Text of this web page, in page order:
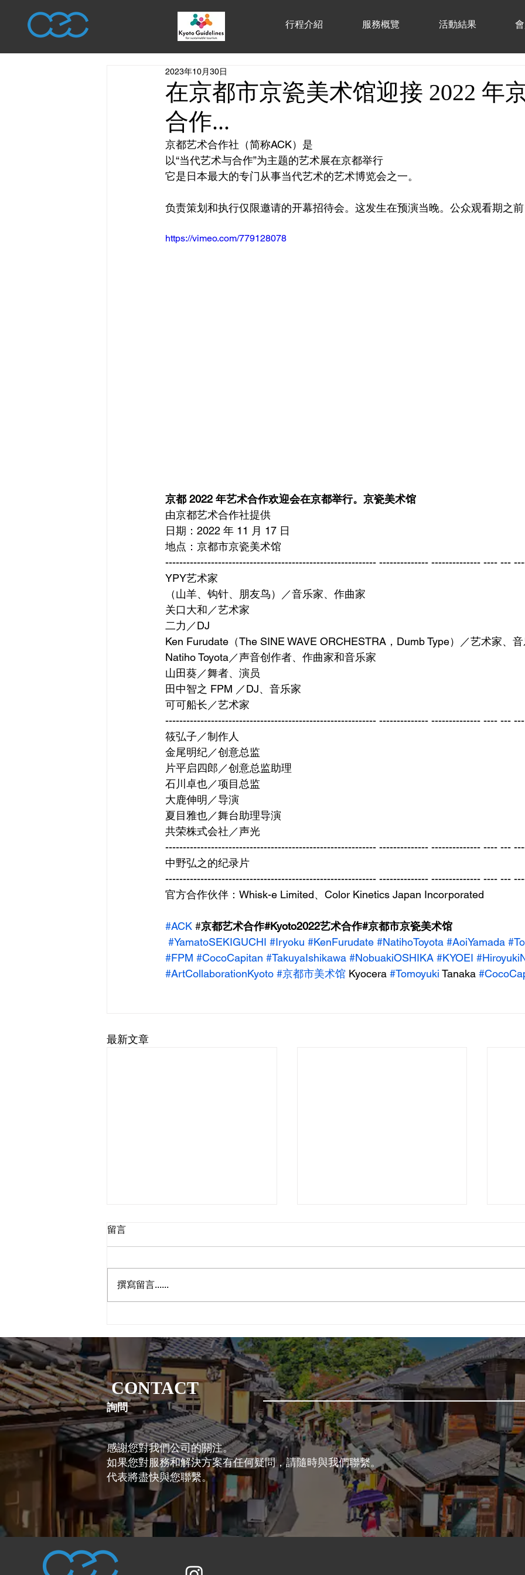
行程介紹 服務概覽 活動結果
在京都市京瓷美术馆迎接 2022 年
合作...
2023年10月30日
京都艺术合作社（简称ACK）是
以“当代艺术与合作”为主题的艺术展在京都举行
它是日本最大的专门从事当代艺术的艺术博览会之一。
负责策划和执行仅限邀请的开幕招待会。这发生在预演当晚。公众观看期之前
https://vimeo.com/779128078
京都 2022 年艺术合作欢迎会在京都举行。京瓷美术馆
由京都艺术合作社提供
日期：2022 年 11 月 17 日
地点：京都市京瓷美术馆
------------------------------------------------------------ -------------- -------------- ---- ---
YPY艺术家
（山羊、钩针、朋友鸟）／音乐家、作曲家
关口大和／艺术家
二力／DJ
Ken Furudate（The SINE WAVE ORCHESTRA，Dumb Type）／艺术家、
Natiho Toyota／声音创作者、作曲家和音乐家
山田葵／舞者、演员
田中智之 FPM ／DJ、音乐家
可可船长／艺术家
------------------------------------------------------------ -------------- -------------- ---- --- ---
筱弘子／制作人
金尾明纪／创意总监
片平启四郎／创意总监助理
石川卓也／项目总监
大鹿伸明／导演
夏目雅也／舞台助理导演
共荣株式会社／声光
------------------------------------------------------------ -------------- -------------- ---- ---
中野弘之的纪录片
------------------------------------------------------------ -------------- -------------- ---- ---
官方合作伙伴：Whisk-e Limited、Color Kinetics Japan Incorporated
#ACK #京都艺术合作#Kyoto2022艺术合作#京都市京瓷美术馆
#YamatoSEKIGUCHI #Iryoku #KenFurudate #NatihoToyota #AoiYamada
#FPM #CocoCapitan #TakuyaIshikawa #NobuakiOSHIKA #KYOEI
#ArtCollaborationKyoto #京都市美术馆 Kyocera #Tomoyuki Tanaka
最新文章
【VOICE】從「相遇的旅程」
tourism Council 由人所編織，未
來的觀光樣貌 提到「觀光」，多
記憶，往往不是景點，而是「遇見
的人」。 京都在超過千年的歲月
中，累積了深厚的歷史與文化，同
時也因無數的人與人的相遇而持續
被磨礪、被延續。講述歷史的僧
性创业者奖”
世
动。
留言
撰寫留言......
CONTACT
詢問
感謝您對我們公司的關注。
如果您對服務和解決方案有任何疑問，請隨時與我們聯繫。
代表將盡快與您聯繫。